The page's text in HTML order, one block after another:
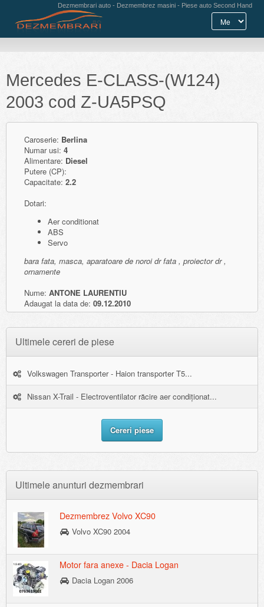
Dezmembrari auto - Dezmembrez masini - Piese auto Second Hand
Mercedes E-CLASS-(W124)
2003 cod Z-UA5PSQ
Caroserie: Berlina
Numar usi: 4
Alimentare: Diesel
Putere (CP):
Capacitate: 2.2
Dotari:
Aer conditionat
ABS
Servo
bara fata, masca, aparatoare de noroi dr fata , proiector dr ,
ornamente
Nume: ANTONE LAURENTIU
Adaugat la data de: 09.12.2010
Ultimele cereri de piese
Volkswagen Transporter - Haion transporter T5...
Nissan X-Trail - Electroventilator răcire aer condiționat...
Cereri piese
Ultimele anunturi dezmembrari
Dezmembrez Volvo XC90
Volvo XC90 2004
Motor fara anexe - Dacia Logan
Dacia Logan 2006